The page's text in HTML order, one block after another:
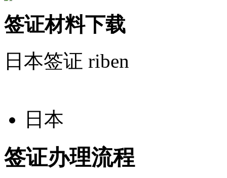
签证材料下载
日本签证 riben
日本
签证办理流程